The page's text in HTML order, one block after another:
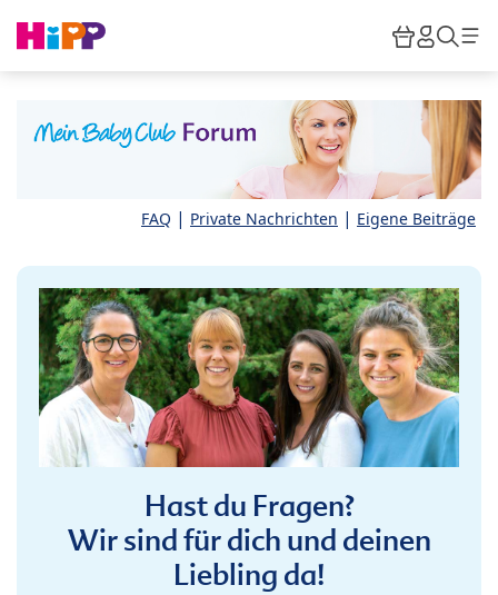
HiPP
FAQ | Private Nachrichten | Eigene Beiträge
Hast du Fragen?
Wir sind für dich und deinen
Liebling da!